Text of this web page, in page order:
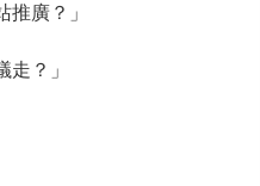
廣？」
？」